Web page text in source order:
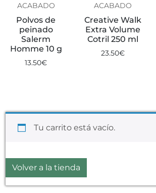
ACABADO
Polvos de
peinado
Salerm
Homme 10 g
13.50€
ACABADO
Creative Walk
Extra Volume
Cotril 250 ml
23.50€
Tu carrito está vacío.
Volver a la tienda